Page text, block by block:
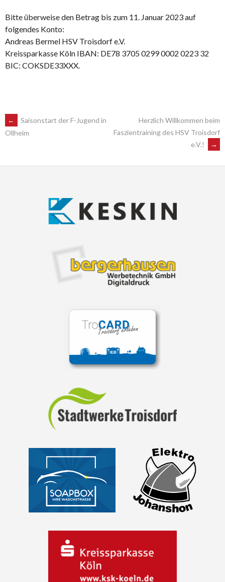
Bitte überweise den Betrag bis zum 11. Januar 2023 auf
folgendes Konto:
Andreas Bermel HSV Troisdorf e.V.
Kreissparkasse Köln IBAN: DE78 3705 0299 0002 0223 32
BIC: COKSDE33XXX.
POST
←
Saisonstart der F-Jugend in
Ollheim
Herzlich Willkommen beim
Faszientraining des HSV Troisdorf
e.V.!
→